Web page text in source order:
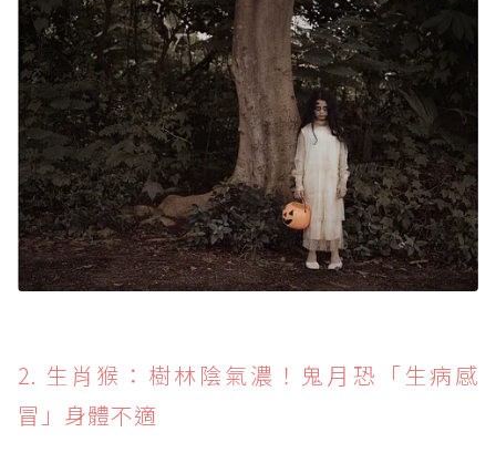
2. 生肖猴：樹林陰氣濃！鬼月恐「生病感
冒」身體不適